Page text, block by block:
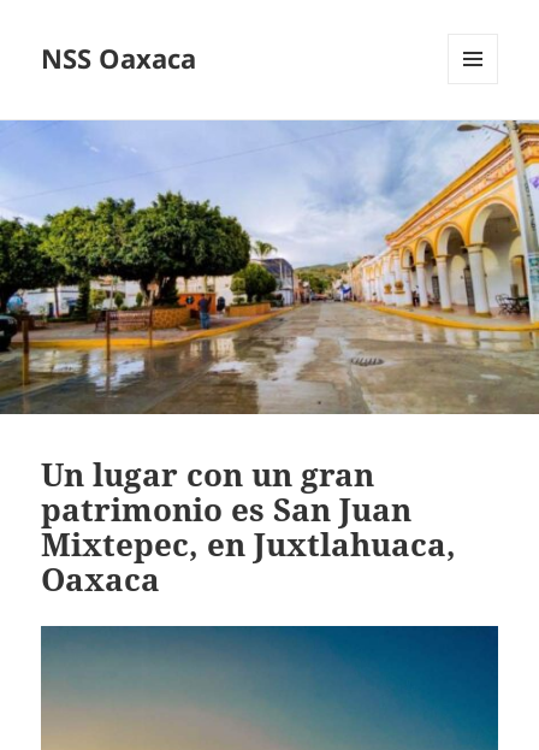
NSS Oaxaca
WIDGETS
Un lugar con un gran
patrimonio es San Juan
Mixtepec, en Juxtlahuaca,
Oaxaca